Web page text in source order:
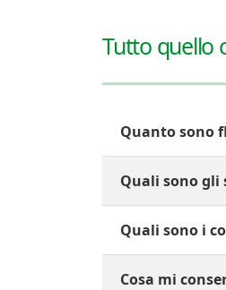
Tutto quello
Quanto sono
Quali sono
Quali sono i
Cosa mi